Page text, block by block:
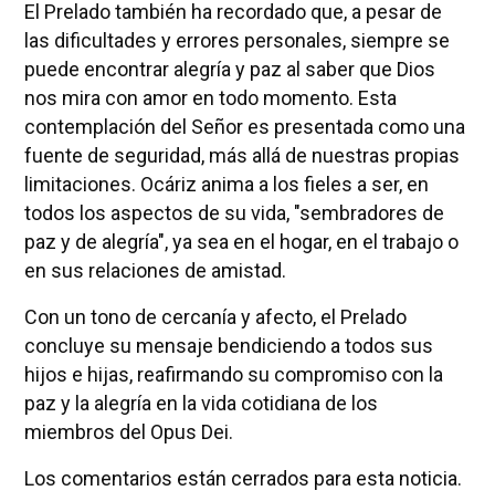
El Prelado también ha recordado que, a pesar de
las dificultades y errores personales, siempre se
puede encontrar alegría y paz al saber que Dios
nos mira con amor en todo momento. Esta
contemplación del Señor es presentada como una
fuente de seguridad, más allá de nuestras propias
limitaciones. Ocáriz anima a los fieles a ser, en
todos los aspectos de su vida, "sembradores de
paz y de alegría", ya sea en el hogar, en el trabajo o
en sus relaciones de amistad.
Con un tono de cercanía y afecto, el Prelado
concluye su mensaje bendiciendo a todos sus
hijos e hijas, reafirmando su compromiso con la
paz y la alegría en la vida cotidiana de los
miembros del Opus Dei.
Los comentarios están cerrados para esta noticia.